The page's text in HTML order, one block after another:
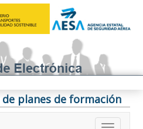
planes de formación